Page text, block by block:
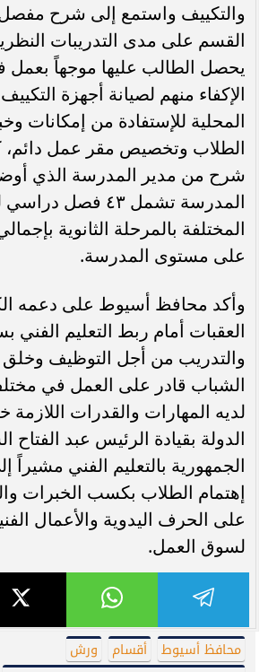
والتكييف واستمع إلى شرح
القسم على مدى التدريبات
يحصل الطالب عليها موجهاً
الإكفاء منهم لصيانة أجهزة
المحلية للإستفادة من إمكانات
الطلاب وتخصيص مقر عمل دائم،
شرح من مدير المدرسة الذي
المدرسة تشمل ٤٣
على مستوى المدرسة.
وأكد محافظ أسيوط على دعمه
العقبات أمام ربط التعليم الفني
والتدريب من أجل التوظيف
الشباب قادر على العمل في
لديه المهارات والقدرات اللازمة
الدولة بقيادة الرئيس عبد
الجمهورية بالتعليم الفني مشيراً
إهتمام الطلاب بكسب الخبرات
على الحرف اليدوية والأعمال
لسوق العمل.
محافظ أسيوط أقسام
ورش